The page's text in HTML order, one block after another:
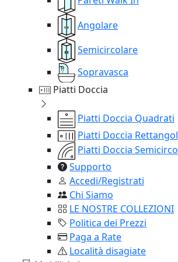
Angolare
Semicircolare
Sopravasca
Piatti Doccia
Piatti Doccia Quadrati
Piatti Doccia
Piatti Doccia
Supporto
Accedi/Registrati
Chi Siamo
LE NOSTRE COLLEZIONI
Politica dei Prezzi
Paga a Rate
Località disagiate